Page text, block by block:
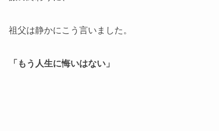
祖父は静かにこう言いました。
「もう人生に悔いはない」